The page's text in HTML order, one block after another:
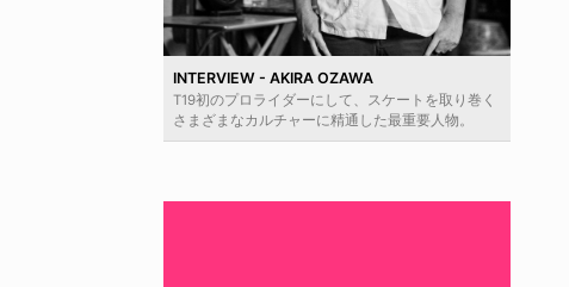
INTERVIEW - AKIRA OZAWA
T19初のプロライダーにして、スケートを取り巻く
さまざまなカルチャーに精通した最重要人物。